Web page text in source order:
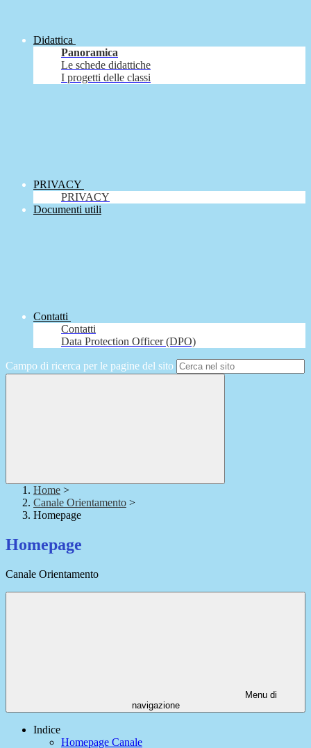
Didattica
Panoramica
Le schede didattiche
I progetti delle classi
PRIVACY
PRIVACY
Documenti utili
Contatti
Contatti
Data Protection Officer (DPO)
Campo di ricerca per le pagine del sito
Home >
Canale Orientamento >
Homepage
Homepage
Canale Orientamento
Menu di
navigazione
Indice
Homepage Canale